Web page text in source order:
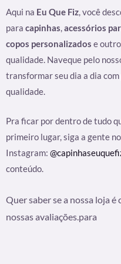
Aqui na Eu Que Fiz, você
para capinhas,acessórios
copos personalizados e
qualidade. Naveque pelo
transformar seu dia a dia
qualidade.
Pra ficar por dentro de tudo
primeiro lugar, siga a gente no
Instagram:
conteúdo.
Quer saber se a nossa loja é
nossas avaliações.para